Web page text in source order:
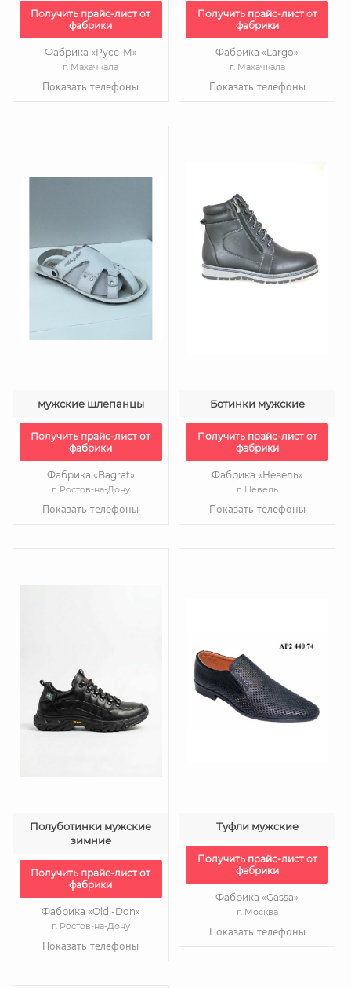
Получить прайс-лист от
фабрики
Фабрика «Русс-М»
г. Махачкала
Показать телефоны
Получить прайс-лист от
фабрики
Фабрика «Largo»
г. Махачкала
Показать телефоны
мужские шлепанцы
Получить прайс-лист от
фабрики
Фабрика «Bagrat»
г. Ростов-на-Дону
Показать телефоны
Ботинки мужские
Получить прайс-лист от
фабрики
Фабрика «Невель»
г. Невель
Показать телефоны
Полуботинки мужские
зимние
Получить прайс-лист от
фабрики
Фабрика «Oldi-Don»
г. Ростов-на-Дону
Показать телефоны
Туфли мужские
Получить прайс-лист от
фабрики
Фабрика «Gassa»
г. Москва
Показать телефоны